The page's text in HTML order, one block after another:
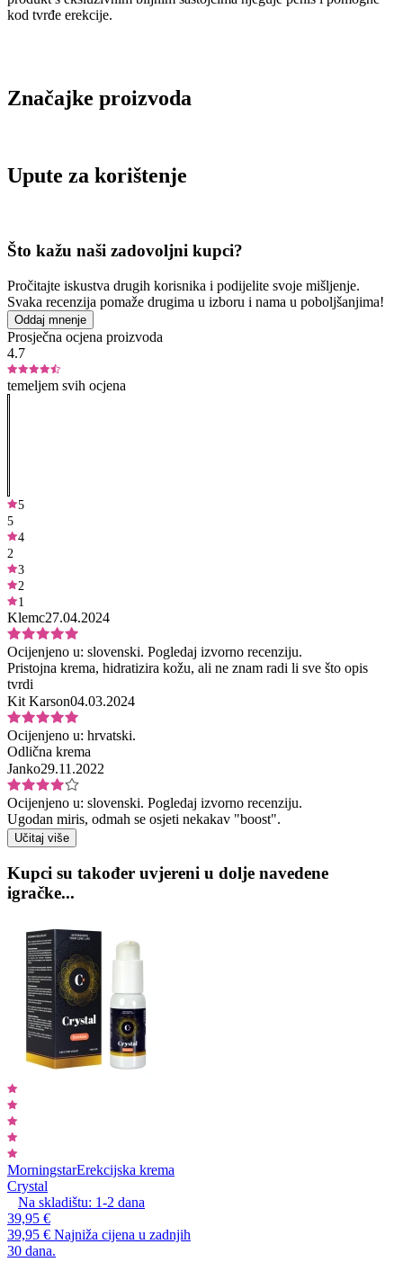
kod tvrđe erekcije.
Značajke proizvoda
Upute za korištenje
Što kažu naši zadovoljni kupci?
Pročitajte iskustva drugih korisnika i podijelite svoje mišljenje.
Svaka recenzija pomaže drugima u izboru i nama u poboljšanjima!
Oddaj mnenje
Prosječna ocjena proizvoda
4.7
temeljem svih ocjena
5
5
4
2
3
2
1
Klemc27.04.2024
Ocijenjeno u: slovenski. Pogledaj izvorno recenziju.
Pristojna krema, hidratizira kožu, ali ne znam radi li sve što opis
tvrdi
Kit Karson04.03.2024
Ocijenjeno u: hrvatski.
Odlična krema
Janko29.11.2022
Ocijenjeno u: slovenski. Pogledaj izvorno recenziju.
Ugodan miris, odmah se osjeti nekakav "boost".
Učitaj više
Kupci su također uvjereni u dolje navedene
igračke...
MorningstarErekcijska krema
Crystal
Na skladištu: 1-2 dana
39,95 €
39,95 € Najniža cijena u zadnjih
30 dana.